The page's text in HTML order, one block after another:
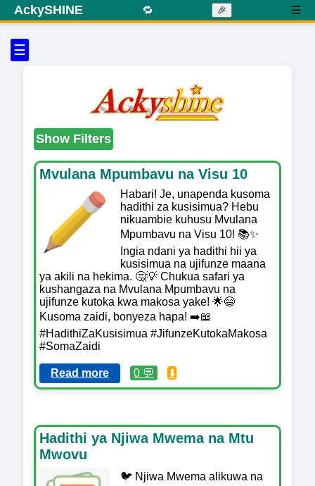
☰
AckySHINE 🔁 🎉 ☰
Show Filters
Mvulana Mpumbavu na Visu 10
Habari! Je, unapenda kusoma
hadithi za kusisimua? Hebu
nikuambie kuhusu Mvulana
Mpumbavu na Visu 10! 📚✨
Ingia ndani ya hadithi hii ya
kusisimua na ujifunze maana
ya akili na hekima. 🤔💡 Chukua safari ya
kushangaza na Mvulana Mpumbavu na
ujifunze kutoka kwa makosa yake! 🌟😄
Kusoma zaidi, bonyeza hapa! ➡️📖
#HadithiZaKusisimua #JifunzeKutokaMakosa
#SomaZaidi
Read more 0 💬 ⬇️
Hadithi ya Njiwa Mwema na Mtu
Mwovu
🐦 Njiwa Mwema alikuwa na